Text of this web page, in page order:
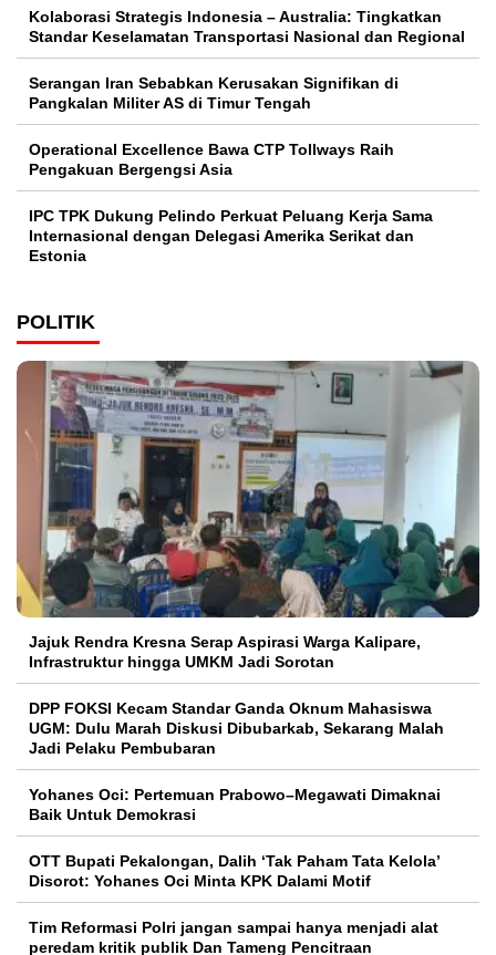
Kolaborasi Strategis Indonesia – Australia: Tingkatkan
Standar Keselamatan Transportasi Nasional dan Regional
Serangan Iran Sebabkan Kerusakan Signifikan di
Pangkalan Militer AS di Timur Tengah
Operational Excellence Bawa CTP Tollways Raih
Pengakuan Bergengsi Asia
IPC TPK Dukung Pelindo Perkuat Peluang Kerja Sama
Internasional dengan Delegasi Amerika Serikat dan
Estonia
POLITIK
Jajuk Rendra Kresna Serap Aspirasi Warga Kalipare,
Infrastruktur hingga UMKM Jadi Sorotan
DPP FOKSI Kecam Standar Ganda Oknum Mahasiswa
UGM: Dulu Marah Diskusi Dibubarkab, Sekarang Malah
Jadi Pelaku Pembubaran
Yohanes Oci: Pertemuan Prabowo–Megawati Dimaknai
Baik Untuk Demokrasi
OTT Bupati Pekalongan, Dalih ‘Tak Paham Tata Kelola’
Disorot: Yohanes Oci Minta KPK Dalami Motif
Tim Reformasi Polri jangan sampai hanya menjadi alat
peredam kritik publik Dan Tameng Pencitraan